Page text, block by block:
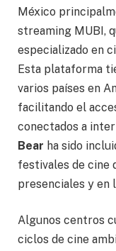
México
streaming MUBI,
especializado en
Esta plataforma
varios países en
facilitando el
conectados a
Bear ha sido
festivales de cine
presenciales y en
Algunos centros
ciclos de cine